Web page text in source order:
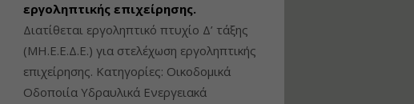
εργοληπτικής επιχείρησης.
Διατίθεται εργοληπτικό πτυχίο Δ’ τάξης
(ΜΗ.Ε.Ε.Δ.Ε.) για στελέχωση εργοληπτικής
επιχείρησης. Κατηγορίες: Οικοδομικά
Οδοποιία Υδραυλικά Ενεργειακά
Τιμή από: €130.00
Διάρκεια: 6 ώρες